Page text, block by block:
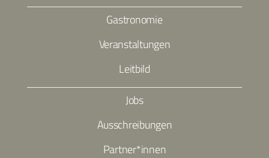
Gastronomie
Veranstaltungen
Leitbild
Jobs
Ausschreibungen
Partner*innen